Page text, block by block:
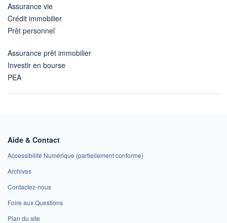
Assurance vie
Crédit immobilier
Prêt personnel
Assurance prêt immobilier
Investir en bourse
PEA
Aide & Contact
Accessibilité Numérique (partiellement conforme)
Archives
Contactez-nous
Foire aux Questions
Plan du site